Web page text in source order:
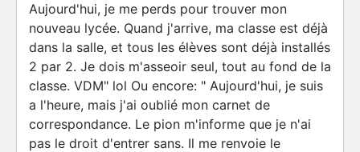
Aujourd'hui, je me perds pour trouver mon
nouveau lycée. Quand j'arrive, ma classe est déjà
dans la salle, et tous les élèves sont déjà installés
2 par 2. Je dois m'asseoir seul, tout au fond de la
classe. VDM" lol Ou encore: " Aujourd'hui, je suis
a l'heure, mais j'ai oublié mon carnet de
correspondance. Le pion m'informe que je n'ai
pas le droit d'entrer sans. Il me renvoie le